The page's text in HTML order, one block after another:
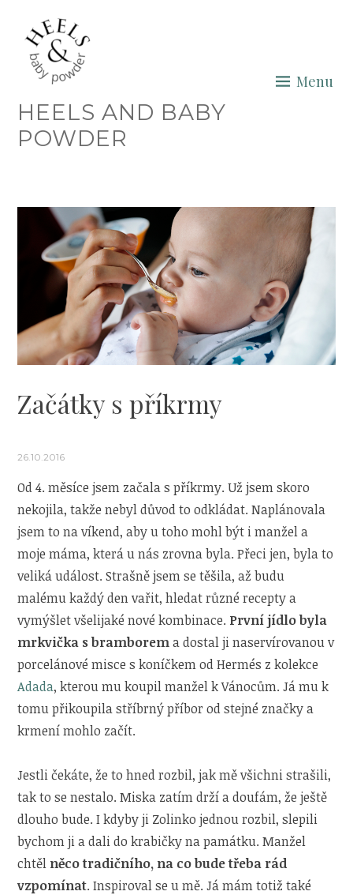
content
HEELS AND BABY
POWDER
Menu
Začátky s příkrmy
26.10.2016
Od 4. měsíce jsem začala s příkrmy. Už jsem skoro
nekojila, takže nebyl důvod to odkládat. Naplánovala
jsem to na víkend, aby u toho mohl být i manžel a
moje máma, která u nás zrovna byla. Přeci jen, byla to
veliká událost. Strašně jsem se těšila, až budu
malému každý den vařit, hledat různé recepty a
vymýšlet všelijaké nové kombinace. První jídlo byla
mrkvička s bramborema dostal ji naservírovanou v
porcelánové misce s koníčkem od Hermés z kolekce
Adada, kterou mu koupil manžel k Vánocům. Já mu k
tomu přikoupila stříbrný příbor od stejné značky a
krmení mohlo začít.
Jestli čekáte, že to hned rozbil, jak mě všichni strašili,
tak to se nestalo. Miska zatím drží a doufám, že ještě
dlouho bude. I kdyby ji Zolinko jednou rozbil, slepili
bychom ji a dali do krabičky na památku. Manžel
chtěl něco tradičního, na co bude třeba rád
vzpomínat. Inspiroval se u mě. Já mám totiž také